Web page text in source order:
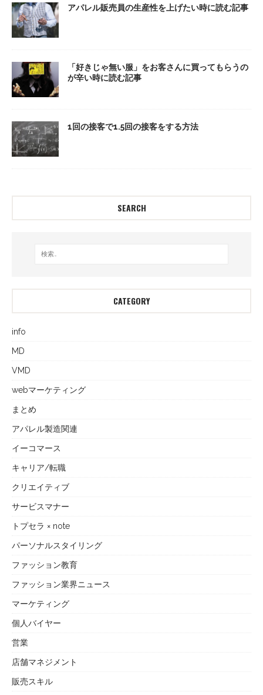
アパレル販売員の生産性を上げたい時に読む記事
「好きじゃ無い服」をお客さんに買ってもらうの
が辛い時に読む記事
1回の接客で1.5回の接客をする方法
SEARCH
CATEGORY
info
MD
VMD
webマーケティング
まとめ
アパレル製造関連
イーコマース
キャリア/転職
クリエイティブ
サービスマナー
トプセラ × note
パーソナルスタイリング
ファッション教育
ファッション業界ニュース
マーケティング
個人バイヤー
営業
店舗マネジメント
販売スキル